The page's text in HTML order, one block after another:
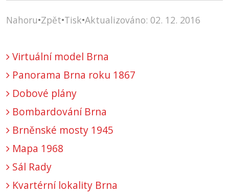
Nahoru•Zpět•Tisk•Aktualizováno: 02. 12. 2016
Virtuální model Brna
Panorama Brna roku 1867
Dobové plány
Bombardování Brna
Brněnské mosty 1945
Mapa 1968
Sál Rady
Kvartérní lokality Brna